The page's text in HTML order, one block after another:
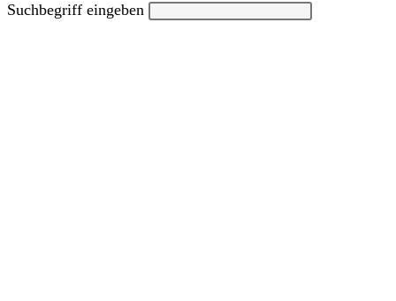
Suchbegriff eingeben